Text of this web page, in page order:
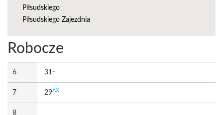
Piłsudskiego
Piłsudskiego Zajezdnia
Robocze
6 31
7 29AX
8